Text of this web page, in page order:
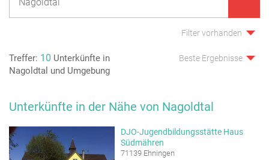
Filter vorhanden
Treffer: 10 Unterkünfte in
Nagoldtal und Umgebung
Beste Ergebnisse
Unterkünfte in der Nähe von Nagoldtal
DJO-Jugendbildungsstätte Haus
Südmähren
71139 Ehningen